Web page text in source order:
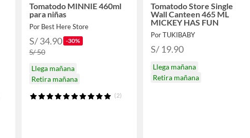
Tomatodo MINNIE 460ml
para niñas
Por Best Here Store
S/ 34.90 -30%
S/ 50
Llega mañana
Retira mañana
(2)
Tomatodo Store Single
Wall Canteen 465 ML
MICKEY HAS FUN
Por TUKIBABY
S/ 19.90
Llega mañana
Retira mañana